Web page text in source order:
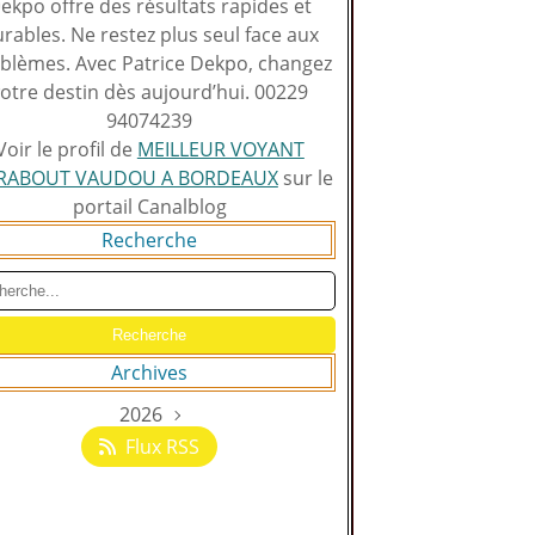
offre des résultats rapides et
Ne restez plus seul face aux
Avec Patrice Dekpo, changez
destin dès aujourd’hui. 00229
94074239
le profil de MEILLEUR VOYANT
VAUDOU A BORDEAUXsur le
portail Canalblog
Recherche
Archives
2026
Août(129)
Flux RSS